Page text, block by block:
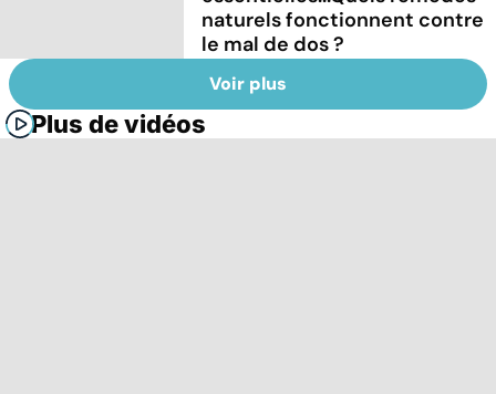
naturels fonctionnent contre
le mal de dos ?
Voir plus
Plus de vidéos